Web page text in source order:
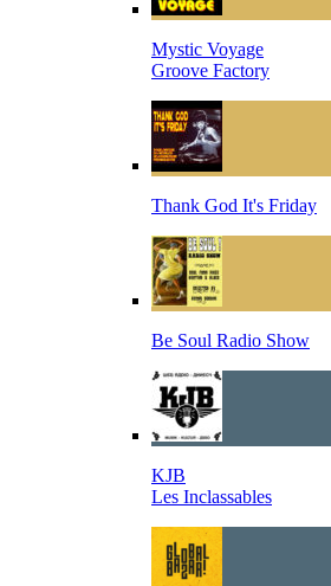
Mystic Voyage
Groove Factory
Thank God It's Friday
Be Soul Radio Show
KJB
Les Inclassables